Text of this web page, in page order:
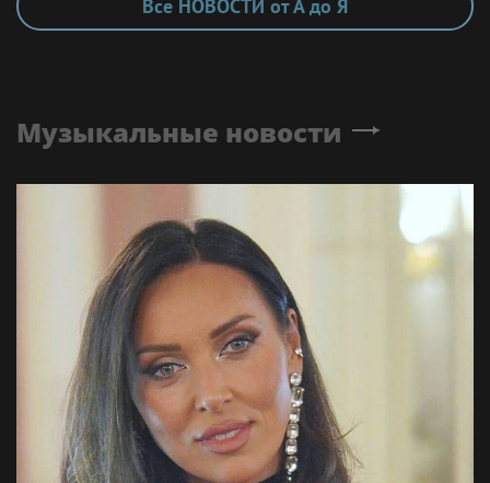
Все НОВОСТИ от А до Я
Музыкальные новости